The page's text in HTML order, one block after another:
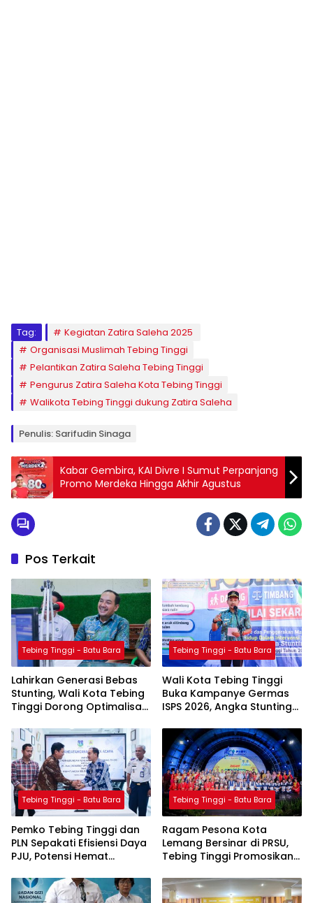
Tag:
Kegiatan Zatira Saleha 2025 ‎
Organisasi Muslimah Tebing Tinggi
‎Pelantikan Zatira Saleha Tebing Tinggi
Pengurus Zatira Saleha Kota Tebing Tinggi
Walikota Tebing Tinggi dukung Zatira Saleha
Penulis: Sarifudin Sinaga
Kabar Gembira, KAI Divre I Sumut Perpanjang
Promo Merdeka Hingga Akhir Agustus
Pos Terkait
Tebing Tinggi - Batu Bara
Lahirkan Generasi Bebas
Stunting, Wali Kota Tebing
Tinggi Dorong Optimalisasi
Tebing Tinggi - Batu Bara
Wali Kota Tebing Tinggi
Buka Kampanye Germas
ISPS 2026, Angka Stunting
Tebing Tinggi - Batu Bara
Pemko Tebing Tinggi dan
PLN Sepakati Efisiensi Daya
PJU, Potensi Hemat
Juta Rupiah per Bulan
Tebing Tinggi - Batu Bara
Ragam Pesona Kota
Lemang Bersinar di PRSU,
Tebing Tinggi Promosikan